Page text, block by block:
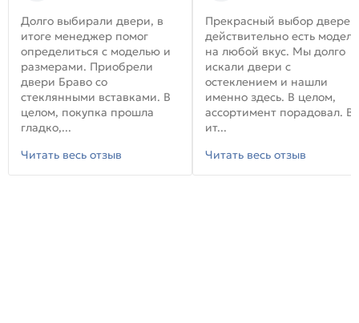
Долго выбирали двери, в
итоге менеджер помог
определиться с моделью и
размерами. Приобрели
двери Браво со
стеклянными вставками. В
целом, покупка прошла
гладко,...
Читать весь отзыв
Прекрасный выбор
действительно есть модели
на любой вкус. Мы долго
искали двери с
остеклением и нашли
именно здесь. В целом,
ассортимент порадовал. В
ит...
Читать весь отзыв